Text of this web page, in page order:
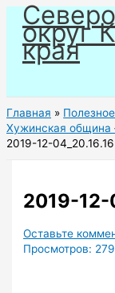
Перейти
содержимому
округ
края
Главная Полезное
Хужинская община
2019-12-04_20.16.16
2019-12-
Оставьте
Просмотров: 279